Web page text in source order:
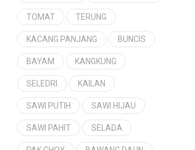
TOMAT TERUNG
KACANG PANJANG BUNCIS
BAYAM KANGKUNG
SELEDRI KAILAN
SAWI PUTIH SAWI HIJAU
SAWI PAHIT SELADA